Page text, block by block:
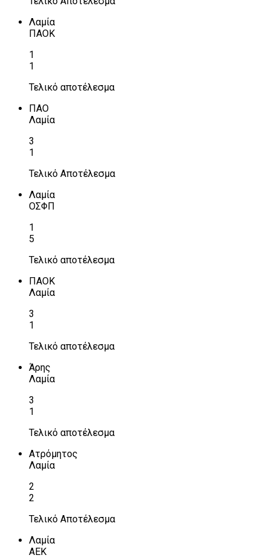
Λαμία
ΠΑΟΚ
1
1
Τελικό αποτέλεσμα
ΠΑΟ
Λαμία
3
1
Τελικό Αποτέλεσμα
Λαμία
ΟΣΦΠ
1
5
Τελικό αποτέλεσμα
ΠΑΟΚ
Λαμία
3
1
Τελικό αποτέλεσμα
Άρης
Λαμία
3
1
Τελικό αποτέλεσμα
Ατρόμητος
Λαμία
2
2
Τελικό Αποτέλεσμα
Λαμία
ΑΕΚ